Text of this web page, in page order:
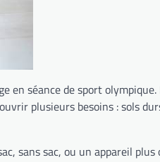
en séance de sport
plusieurs besoins : sols
sans sac, ou un appareil